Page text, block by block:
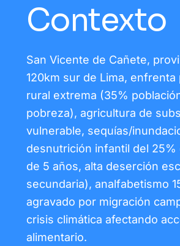
Contexto
San Vicente de Cañete,
120km sur de Lima, enfrenta
rural extrema (35%
pobreza), agricultura de
vulnerable, sequías/
desnutrición infantil del 25%
de 5 años, alta deserción
secundaria), analfabetismo
agravado por migración
crisis climática afectando
alimentario.